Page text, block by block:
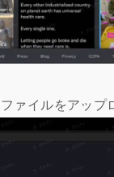
ァイルをアップ